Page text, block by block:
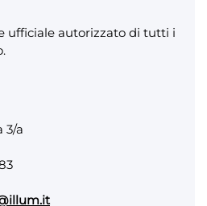
ufficiale autorizzato di tutti i
3/a